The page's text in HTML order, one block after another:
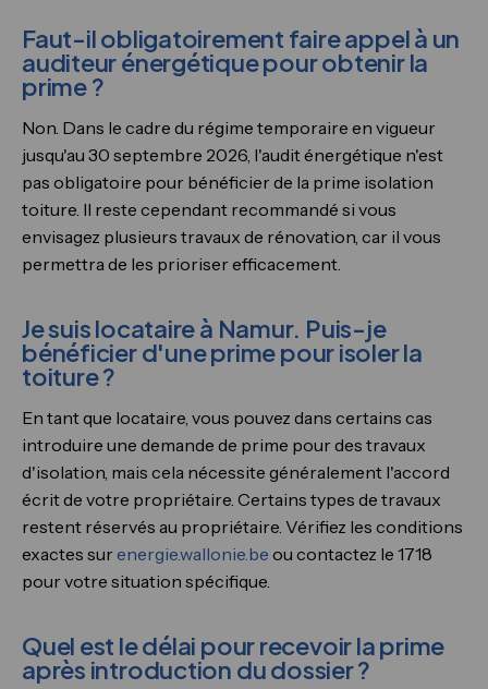
Faut-il obligatoirement faire appel à un
auditeur énergétique pour obtenir la
prime ?
Non. Dans le cadre du régime temporaire en vigueur
jusqu'au 30 septembre 2026, l'audit énergétique n'est
pas obligatoire pour bénéficier de la prime isolation
toiture. Il reste cependant recommandé si vous
envisagez plusieurs travaux de rénovation, car il vous
permettra de les prioriser efficacement.
Je suis locataire à Namur. Puis-je
bénéficier d'une prime pour isoler la
toiture ?
En tant que locataire, vous pouvez dans certains cas
introduire une demande de prime pour des travaux
d'isolation, mais cela nécessite généralement l'accord
écrit de votre propriétaire. Certains types de travaux
restent réservés au propriétaire. Vérifiez les conditions
exactes sur energie.wallonie.be ou contactez le 1718
pour votre situation spécifique.
Quel est le délai pour recevoir la prime
après introduction du dossier ?